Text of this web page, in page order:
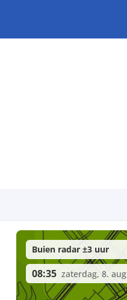
Buien radar ±3 uur
08:35 zaterdag, 8. aug